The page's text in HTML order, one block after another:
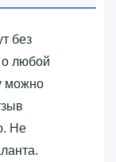
без
о любой
можно
Не